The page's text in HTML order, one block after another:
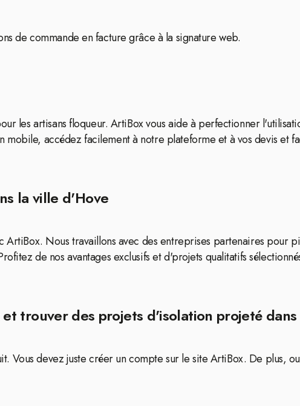
de commande en facture grâce à la signature web.
les artisans floqueur. ArtiBox vous aide à perfectionner
accédez facilement à notre plateforme et à vos devis et
la ville d'Hove
Nous travaillons avec des entreprises partenaires pour
de nos avantages exclusifs et d'projets qualitatifs
trouver des projets d'isolation projeté
Vous devez juste créer un compte sur le site ArtiBox. De plus,